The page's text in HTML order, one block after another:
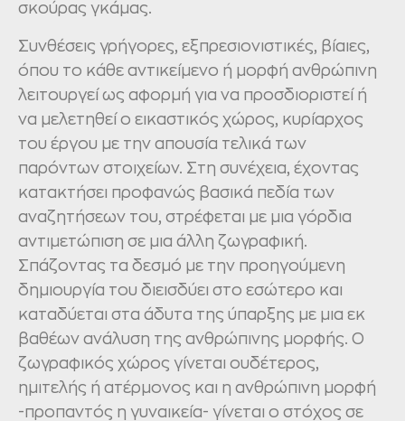
σκούρας γκάμας.
Συνθέσεις γρήγορες, εξπρεσιονιστικές, βίαιες,
όπου το κάθε αντικείμενο ή μορφή ανθρώπινη
λειτουργεί ως αφορμή για να προσδιοριστεί ή
να μελετηθεί ο εικαστικός χώρος, κυρίαρχος
του έργου με την απουσία τελικά των
παρόντων στοιχείων. Στη συνέχεια, έχοντας
κατακτήσει προφανώς βασικά πεδία των
αναζητήσεων του, στρέφεται με μια γόρδια
αντιμετώπιση σε μια άλλη ζωγραφική.
Σπάζοντας τα δεσμό με την προηγούμενη
δημιουργία του διεισδύει στο εσώτερο και
καταδύεται στα άδυτα της ύπαρξης με μια εκ
βαθέων ανάλυση της ανθρώπινης μορφής. Ο
ζωγραφικός χώρος γίνεται ουδέτερος,
ημιτελής ή ατέρμονος και η ανθρώπινη μορφή
-προπαντός η γυναικεία- γίνεται ο στόχος σε